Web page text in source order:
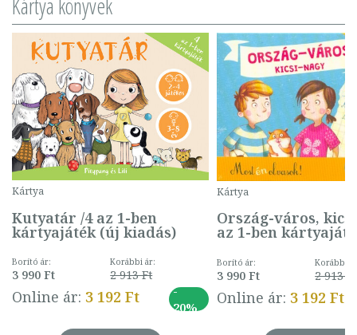
Kártya könyvek
Kártya
Kutyatár /4 az 1-ben
kártyajáték (új kiadás)
Borító ár:
3 990 Ft
Korábbi ár:
2 913 Ft
Online ár: 3 192 Ft
-
20%
Kártya
Ország-város,
az 1-ben
Borító ár:
3 990 Ft
Korábbi
2 913 Ft
Online ár: 3 192 Ft